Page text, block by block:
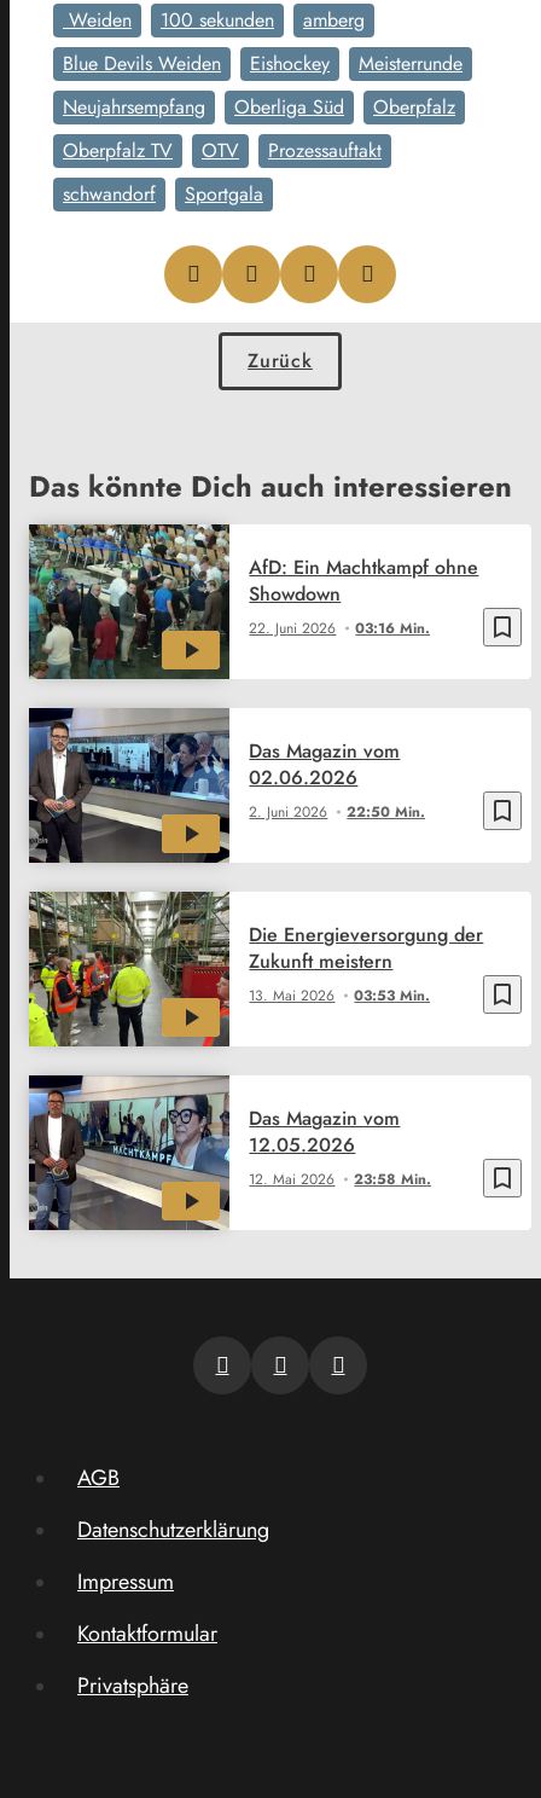
Weiden 100 sekunden
amberg
Blue Devils Weiden
Eishockey
Meisterrunde
Neujahrsempfang
Oberliga Süd
Oberpfalz
Oberpfalz TV
OTV
Prozessauftakt
schwandorf
Sportgala
Zurück
Das könnte Dich auch interessieren
bookmark_border
22. Juni 2026 03:16 Min.
AfD: Ein Machtkampf ohne
Showdown
bookmark_border
2. Juni 2026 22:50 Min.
Das Magazin vom
02.06.2026
bookmark_border
13. Mai 2026 03:53 Min.
Die Energieversorgung der
Zukunft meistern
bookmark_border
12. Mai 2026 23:58 Min.
Das Magazin vom
12.05.2026
AGB
Datenschutzerklärung
Impressum
Kontaktformular
Privatsphäre